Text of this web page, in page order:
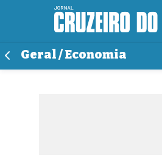
Geral / Economia